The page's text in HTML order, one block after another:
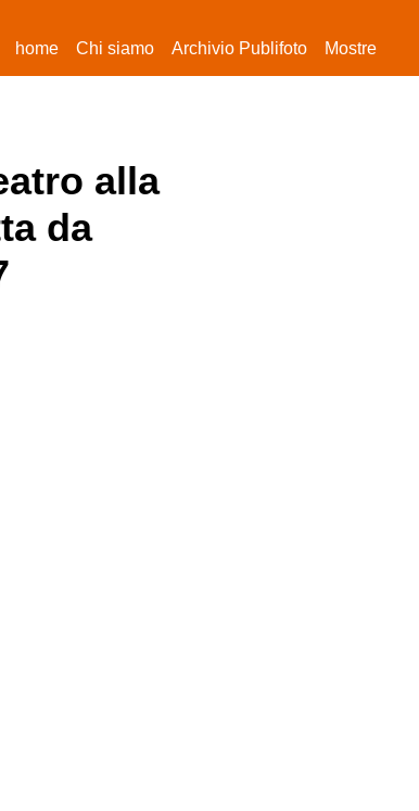
home(current)
Chi siamo Archivio Publifoto Mostre
alla
da